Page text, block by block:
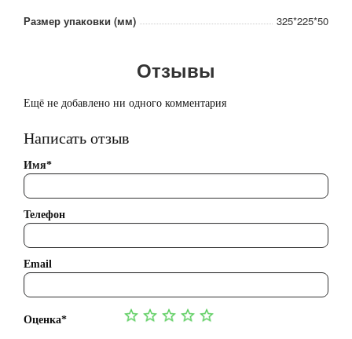
Размер упаковки (мм)
325*225*50
Отзывы
Ещё не добавлено ни одного комментария
Написать отзыв
Имя*
Телефон
Email
Оценка*